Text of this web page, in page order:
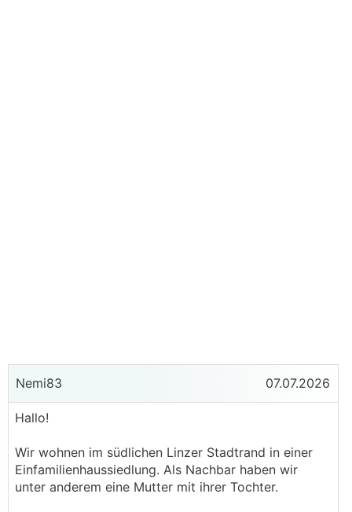
Nemi83 07.07.2026
Hallo!
Wir wohnen im südlichen Linzer Stadtrand in einer
Einfamilienhaussiedlung. Als Nachbar haben wir
unter anderem eine Mutter mit ihrer Tochter.